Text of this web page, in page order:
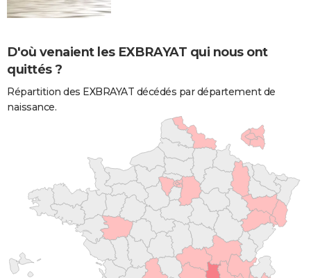
D'où venaient les EXBRAYAT qui nous ont
quittés ?
Répartition des EXBRAYAT décédés par département de
naissance.